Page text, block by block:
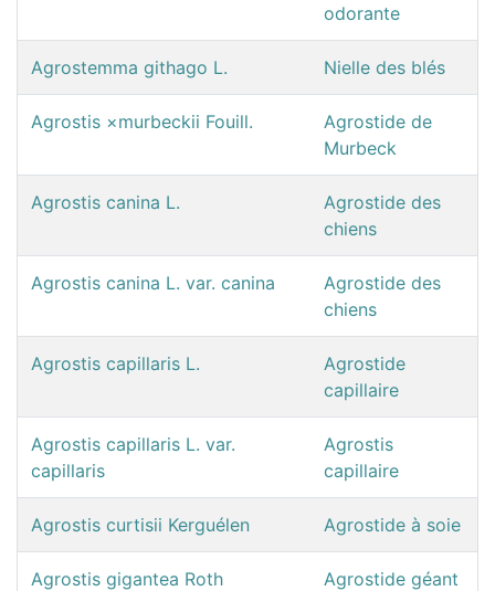
odorante
Agrostemma githago L. Nielle des blés
Agrostis ×murbeckii Fouill.
Agrostide de
Murbeck
Agrostis canina L.
Agrostide des
chiens
Agrostis canina L. var. canina
Agrostide des
chiens
Agrostis capillaris L.
Agrostide
capillaire
Agrostis capillaris L. var.
capillaris
Agrostis
capillaire
Agrostis curtisii Kerguélen Agrostide à soie
Agrostis gigantea Roth Agrostide géant